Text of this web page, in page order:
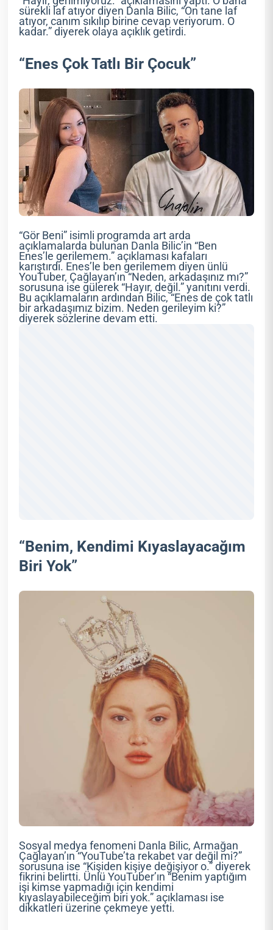
sürekli laf atıyor diyen Danla Bilic, “On tane laf
atıyor, canım sıkılıp birine cevap veriyorum. O
kadar.” diyerek olaya açıklık getirdi.
“Enes Çok Tatlı Bir Çocuk”
“Gör Beni” isimli programda art arda
açıklamalarda bulunan Danla Bilic’in “Ben
Enes’le gerilemem.” açıklaması kafaları
karıştırdı. Enes’le ben gerilemem diyen ünlü
YouTuber, Çağlayan’ın “Neden, arkadaşınız mı?”
sorusuna ise gülerek “Hayır, değil.” yanıtını verdi.
Bu açıklamaların ardından Bilic, “Enes de çok tatlı
bir arkadaşımız bizim. Neden gerileyim ki?”
diyerek sözlerine devam etti.
“Benim, Kendimi Kıyaslayacağım
Biri Yok”
Sosyal medya fenomeni Danla Bilic, Armağan
Çağlayan’ın “YouTube’ta rekabet var değil mi?”
sorusuna ise “Kişiden kişiye değişiyor o.” diyerek
fikrini belirtti. Ünlü YouTuber’ın “Benim yaptığım
işi kimse yapmadığı için kendimi
kıyaslayabileceğim biri yok.” açıklaması ise
dikkatleri üzerine çekmeye yetti.